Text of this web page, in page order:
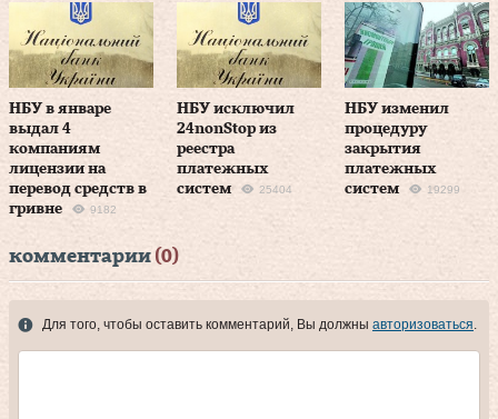
НБУ в январе
выдал 4
компаниям
лицензии на
перевод средств в
гривне
9182
НБУ исключил
24nonStop из
реестра
платежных
систем
25404
НБУ изменил
процедуру
закрытия
платежных
систем
19299
комментарии (0)
Для того, чтобы оставить комментарий, Вы должны авторизоваться.